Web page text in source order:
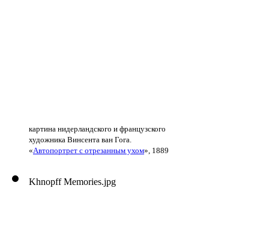
картина нидерландского и французского
художника Винсента ван Гога.
«Автопортрет с отрезанным ухом», 1889
Khnopff Memories.jpg